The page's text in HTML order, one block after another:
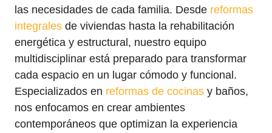
las necesidades de cada familia. Desde reformas
integrales de viviendas hasta la rehabilitación
energética y estructural, nuestro equipo
multidisciplinar está preparado para transformar
cada espacio en un lugar cómodo y funcional.
Especializados en reformas de cocinas y baños,
nos enfocamos en crear ambientes
contemporáneos que optimizan la experiencia